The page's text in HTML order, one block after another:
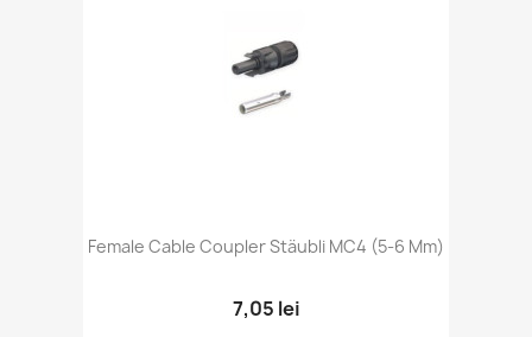
Female Cable Coupler Stäubli MC4 (5-6 Mm)
7,05 lei